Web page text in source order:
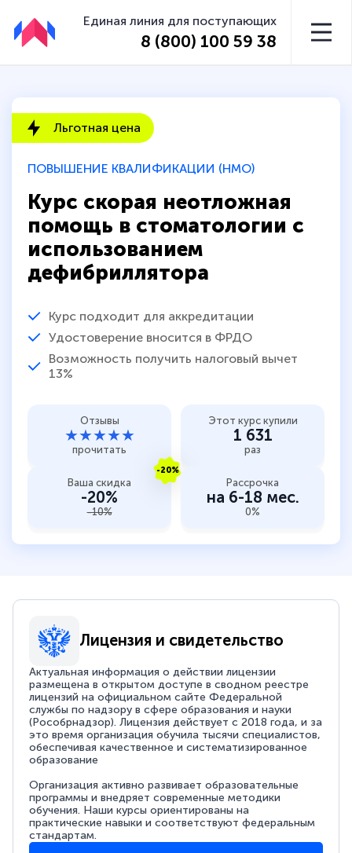
Единая линия для поступающих
8 (800) 100 59 38
ПОВЫШЕНИЕ КВАЛИФИКАЦИИ (НМО)
Курс скорая неотложная
помощь в стоматологии с
использованием
дефибриллятора
Курс подходит для аккредитации
Удостоверение вносится в ФРДО
Возможность получить налоговый вычет
13%
Льготная цена
Отзывы
★★★★★
прочитать
Этот курс купили
1 631
раз
-20%
Ваша скидка
-20%
-10%
Рассрочка
на 6-18 мес.
0%
Лицензия и свидетельство
Актуальная информация о действии лицензии
размещена в открытом доступе в сводном реестре
лицензий на официальном сайте Федеральной
службы по надзору в сфере образования и науки
(Рособрнадзор). Лицензия действует с 2018 года, и за
это время организация обучила тысячи специалистов,
обеспечивая качественное и систематизированное
образование
Организация активно развивает образовательные
программы и внедряет современные методики
обучения. Наши курсы ориентированы на
практические навыки и соответствуют федеральным
стандартам.